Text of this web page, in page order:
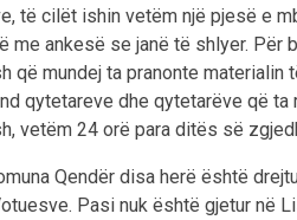
të cilët ishin vetëm një pjesë e
me ankesë se janë të shlyer. Për
që mundej ta pranonte
qytetareve dhe qytetarëve që
vetëm 24 orë para ditës së
Qendër disa herë është
Pasi nuk është gjetur në